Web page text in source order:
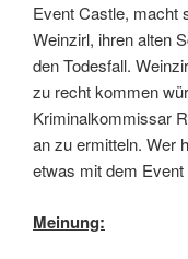
Event Castle, macht
Weinzirl, ihren alten
den Todesfall.
zu recht kommen
Kriminalkommissar
an zu ermitteln. Wer
etwas mit dem
Meinung: